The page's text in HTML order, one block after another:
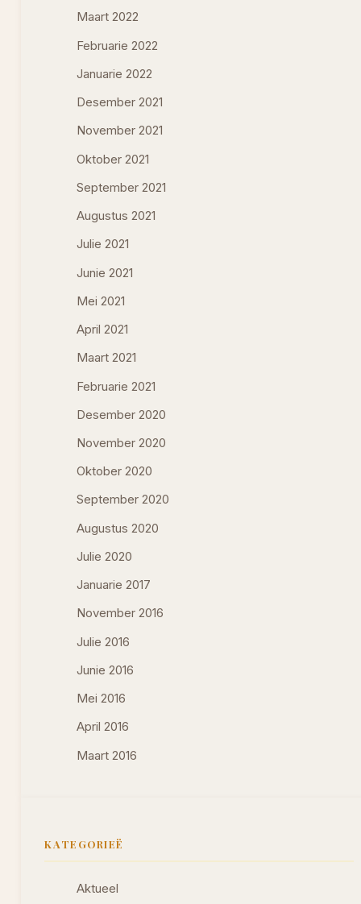
Maart 2022
Februarie 2022
Januarie 2022
Desember 2021
November 2021
Oktober 2021
September 2021
Augustus 2021
Julie 2021
Junie 2021
Mei 2021
April 2021
Maart 2021
Februarie 2021
Desember 2020
November 2020
Oktober 2020
September 2020
Augustus 2020
Julie 2020
Januarie 2017
November 2016
Julie 2016
Junie 2016
Mei 2016
April 2016
Maart 2016
KATEGORIEË
Aktueel